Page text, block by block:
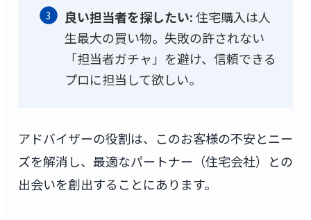
良い担当者を探したい:住宅購入は人
生最大の買い物。失敗の許されない
「担当者ガチャ」を避け、信頼できる
プロに担当して欲しい。
アドバイザーの役割は、このお客様の不安とニー
ズを解消し、最適なパートナー（住宅会社）との
出会いを創出することにあります。